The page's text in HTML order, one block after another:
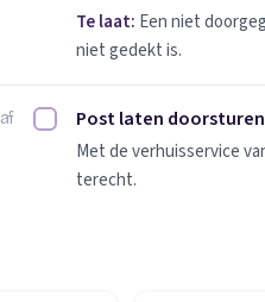
Te laat: Een niet
niet gedekt is.
Post laten doorsturen
Post laten doorsturen
Met de verhuisservice
terecht.